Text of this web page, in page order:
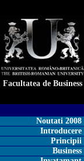
Facultatea de Business
Noutati 2008
Introducere
Principii
Business